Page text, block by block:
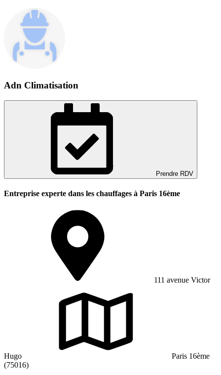
Adn Climatisation
Prendre RDV
Entreprise experte dans les chauffages à Paris 16ème
111 avenue Victor
Hugo
Paris 16ème
(75016)